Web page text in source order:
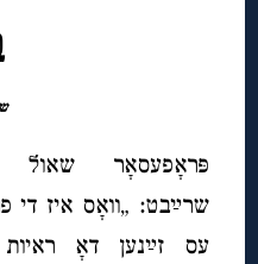
פּראָפעסאָר שאול
שרײַבט: „וואָס איז די
עס זײַנען
דאָ